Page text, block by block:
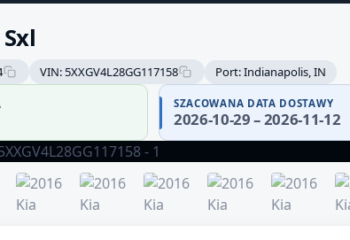
VIN: 5XXGV4L28GG117158 Port: Indianapolis, IN
SZACOWANA DATA DOSTAWY
2026-10-29 – 2026-11-12